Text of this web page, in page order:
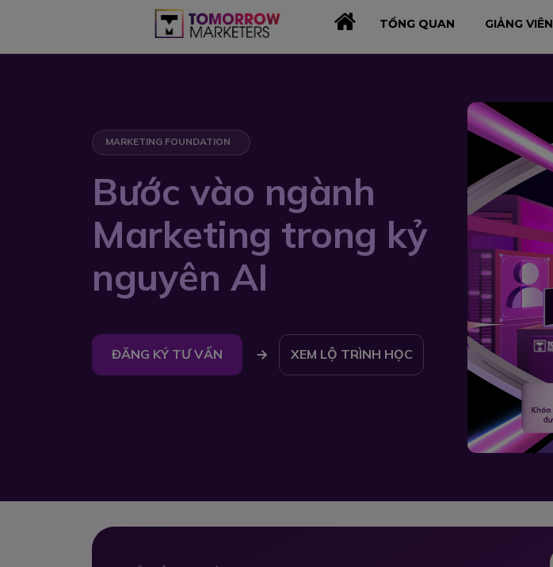
TỔNG QUAN GIẢNG VIÊN
ĐĂNG KÝ TƯ VẤN XEM LỘ TRÌNH HỌC
MARKETING FOUNDATION
Bước vào ngành
Marketing trong kỷ
nguyên AI